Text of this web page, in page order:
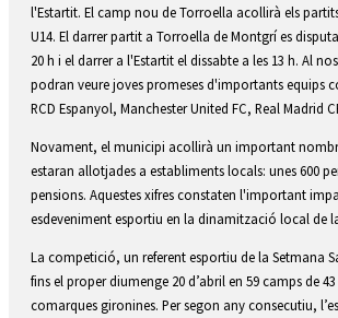
l'Estartit. El camp nou de Torroella acollirà els
U14. El darrer partit a Torroella de Montgrí es
20 h i el darrer a l'Estartit el dissabte a les 13 h. Al
podran veure joves promeses d'importants equips
RCD Espanyol, Manchester United FC, Real Madrid
Novament, el municipi acollirà un important
estaran allotjades a establiments locals: unes 600
pensions. Aquestes xifres constaten l'important
esdeveniment esportiu en la dinamització local de
La competició, un referent esportiu de la Setmana
fins el proper diumenge 20 d’abril en 59 camps de
comarques gironines. Per segon any consecutiu,